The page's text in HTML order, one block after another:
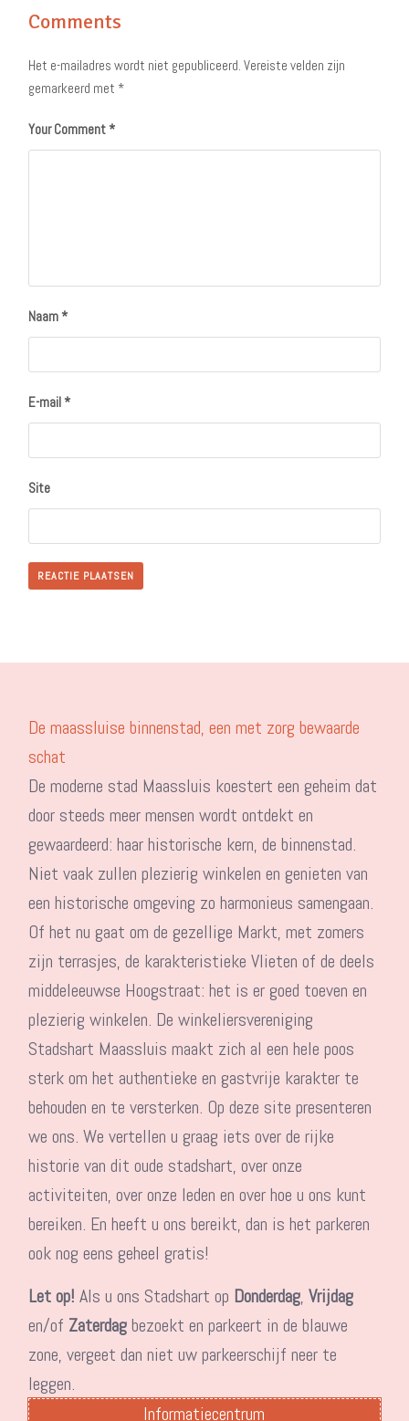
Comments
Het e-mailadres wordt niet gepubliceerd. Vereiste velden zijn
gemarkeerd met *
Your Comment*
Naam*
E-mail*
Site
De maassluise binnenstad, een met zorg bewaarde
schat
De moderne stad Maassluis koestert een geheim dat
door steeds meer mensen wordt ontdekt en
gewaardeerd: haar historische kern, de binnenstad.
Niet vaak zullen plezierig winkelen en genieten van
een historische omgeving zo harmonieus samengaan.
Of het nu gaat om de gezellige Markt, met zomers
zijn terrasjes, de karakteristieke Vlieten of de deels
middeleeuwse Hoogstraat: het is er goed toeven en
plezierig winkelen. De winkeliersvereniging
Stadshart Maassluis maakt zich al een hele poos
sterk om het authentieke en gastvrije karakter te
behouden en te versterken. Op deze site presenteren
we ons. We vertellen u graag iets over de rijke
historie van dit oude stadshart, over onze
activiteiten, over onze leden en over hoe u ons kunt
bereiken. En heeft u ons bereikt, dan is het parkeren
ook nog eens geheel gratis!
Let op! Als u ons Stadshart op Donderdag,Vrijdag
en/of Zaterdagbezoekt en parkeert in de blauwe
zone, vergeet dan niet uw parkeerschijf neer te
leggen.
Informatiecentrum